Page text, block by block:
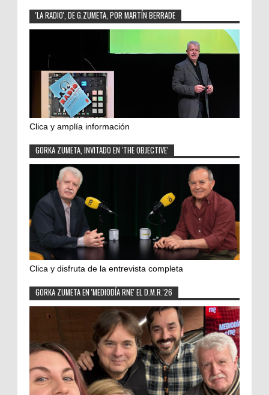
'LA RADIO', DE G.ZUMETA, POR MARTÍN BERRADE
Clica y amplía información
GORKA ZUMETA, INVITADO EN 'THE OBJECTIVE'
Clica y disfruta de la entrevista completa
GORKA ZUMETA EN 'MEDIODÍA RNE' EL D.M.R.'26